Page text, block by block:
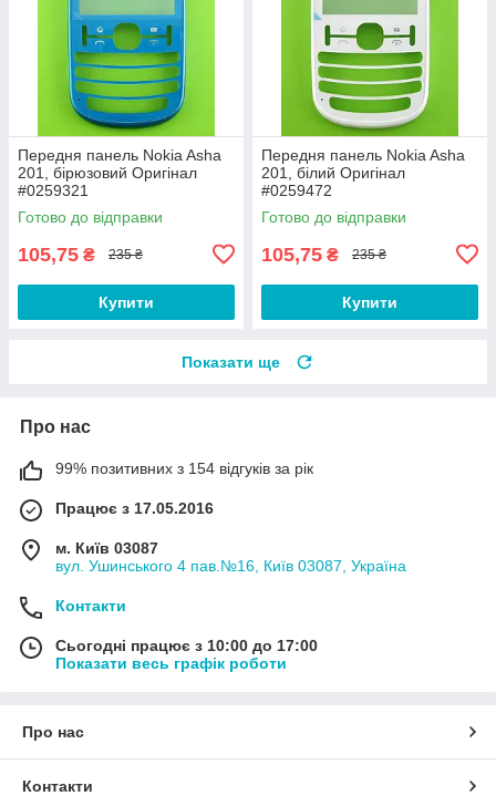
Передня панель Nokia Asha
201, бірюзовий Оригінал
#0259321
Готово до відправки
105,75 ₴ 235 ₴
Купити
Передня панель Nokia Asha
201, білий Оригінал
#0259472
Готово до відправки
105,75 ₴ 235 ₴
Купити
Показати ще
Про нас
99% позитивних з 154 відгуків за рік
Працює з 17.05.2016
м. Київ 03087
вул. Ушинського 4 пав.№16, Київ 03087, Україна
Контакти
Сьогодні працює з 10:00 до 17:00
Показати весь графік роботи
Про нас
Контакти